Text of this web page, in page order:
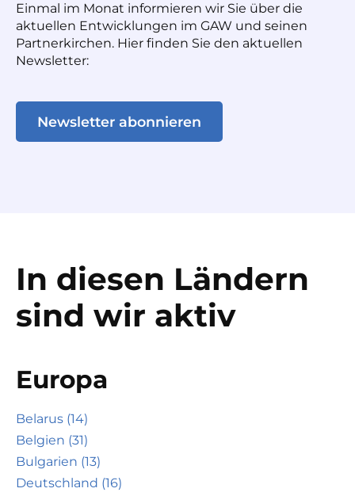
Einmal im Monat informieren wir Sie über die
aktuellen Entwicklungen im GAW und seinen
Partnerkirchen. Hier finden Sie den aktuellen
Newsletter:
Newsletter abonnieren
In diesen Ländern
sind wir aktiv
Europa
Belarus (14)
Belgien (31)
Bulgarien (13)
Deutschland (16)